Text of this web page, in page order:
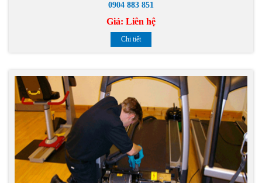
0904 883 851
Giá: Liên hệ
Chi tiết